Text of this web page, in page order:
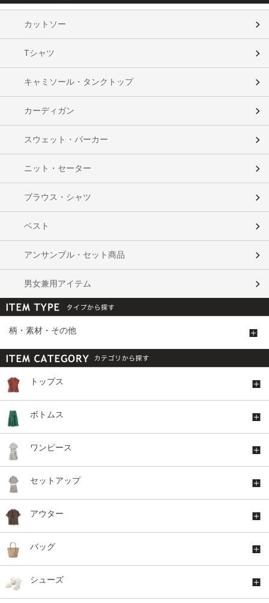
カットソー
Tシャツ
キャミソール・タンクトップ
カーディガン
スウェット・パーカー
ニット・セーター
ブラウス・シャツ
ベスト
アンサンブル・セット商品
男女兼用アイテム
柄・素材・その他
トップス
ボトムス
ワンピース
セットアップ
アウター
バッグ
シューズ